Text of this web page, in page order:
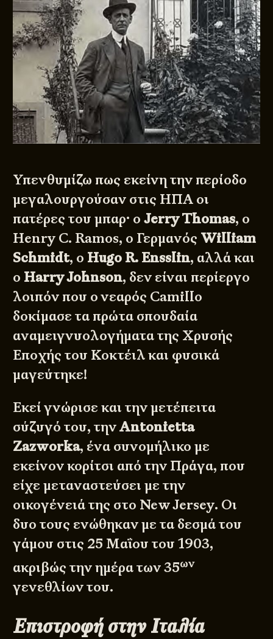
Υπενθυμίζω πως εκείνη την περίοδο
μεγαλουργούσαν στις ΗΠΑ οι
πατέρες του μπαρ· οJerry Thomas, ο
Henry C. Ramos, ο Γερμανός William
Schmidt, ο Hugo R. Ensslin, αλλά και
ο Harry Johnson, δεν είναι περίεργο
λοιπόν που ο νεαρός Camillo
δοκίμασε τα πρώτα σπουδαία
αναμειγνυολογήματα της Χρυσής
Εποχής του Κοκτέιλ και φυσικά
μαγεύτηκε!
Εκεί γνώρισε και την μετέπειτα
σύζυγό του, τηνAntonietta
Zazworka, ένα συνομήλικο με
εκείνον κορίτσι από την Πράγα, που
είχε μεταναστεύσει με την
οικογένειά της στο New Jersey. Οι
δυο τους ενώθηκαν με τα δεσμά του
γάμου στις 25 Μαΐου του 1903,
ακριβώς την ημέρα των 35ων
γενεθλίων του.
Επιστροφή στην Ιταλία